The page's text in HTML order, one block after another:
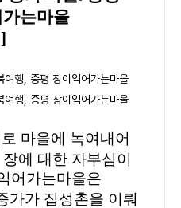
는마을
]
마을에 녹여내어
에 대한 자부심이
어가는마을은
가가 집성촌을 이뤄